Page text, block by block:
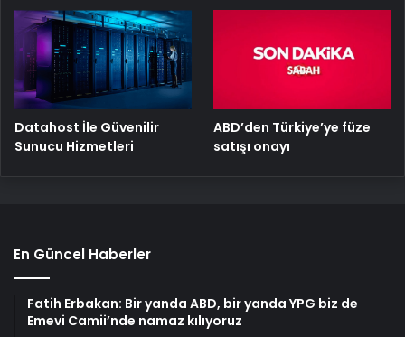
Datahost İle Güvenilir
Sunucu Hizmetleri
ABD’den Türkiye’ye füze
satışı onayı
En Güncel Haberler
Fatih Erbakan: Bir yanda ABD, bir yanda YPG biz de
Emevi Camii’nde namaz kılıyoruz